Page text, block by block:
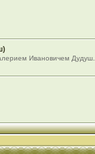
Ивановичем Дудуш.